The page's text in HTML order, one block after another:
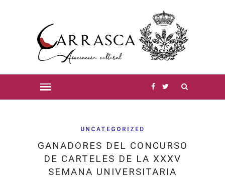
UNCATEGORIZED
GANADORES DEL CONCURSO
DE CARTELES DE LA XXXV
SEMANA UNIVERSITARIA